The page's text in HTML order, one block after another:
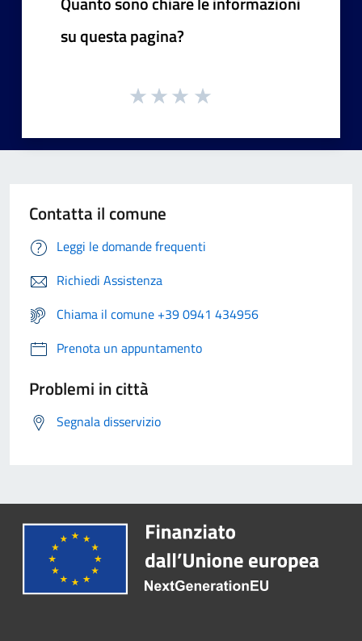
su questa pagina?
Contatta il comune
Leggi le domande frequenti
Richiedi Assistenza
Chiama il comune +39 0941 434956
Prenota un appuntamento
Problemi in città
Segnala disservizio